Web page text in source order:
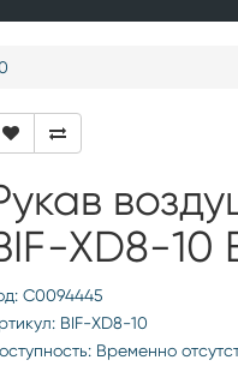
XD8-10
С0094445
BIF-XD8-10
Временно